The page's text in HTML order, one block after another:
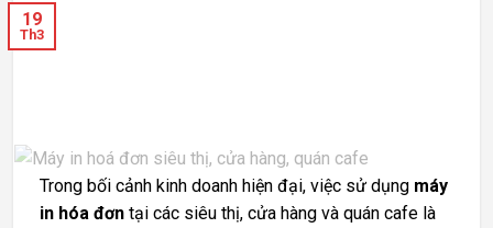
19
Th3
Trong bối cảnh kinh doanh hiện đại, việc sử dụng máy
in hóa đơn tại các siêu thị, cửa hàng và quán cafe là